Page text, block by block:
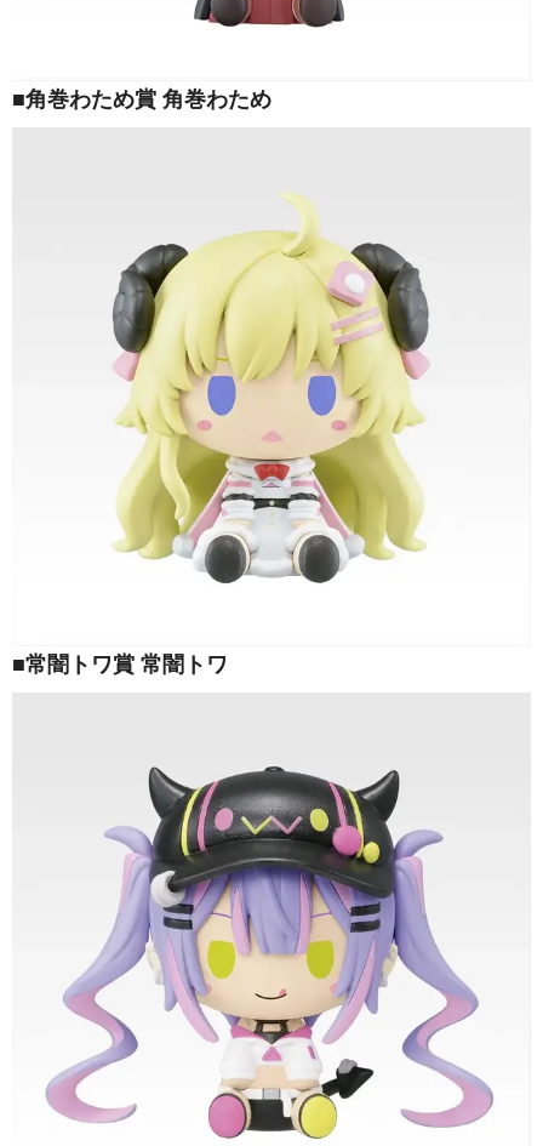
■角巻わため賞 角巻わため
■常闇トワ賞 常闇トワ